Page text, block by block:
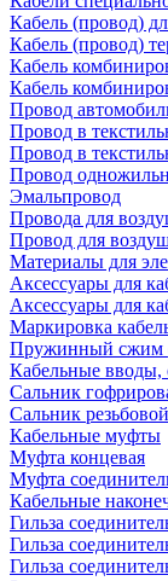
Кабель (провод)
Кабель (провод)
Кабель
Кабель
Провод
Провод в
Провод в
Провод
Эмальпровод
Провода для
Провод для
Материалы для
Аксессуары для
Аксессуары для
Маркировка
Пружинный сжим
Кабельные вводы,
Сальник
Сальник резьбовой
Кабельные муфты
Муфта концевая
Муфта
Кабельные
Гильза
Гильза
Гильза